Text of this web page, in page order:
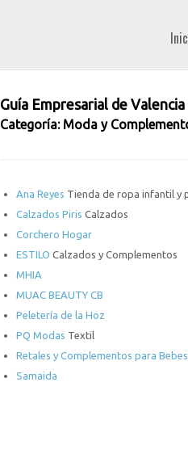
Guía Empresarial de
Categoría: Moda y
Ana Reyes Tienda de ropa infantil y
Calzados Piris Calzados
Corchero Hogar
ESTILO Calzados y Complementos
MHIA
MUAC BEAUTY CB
Peletería de la Hoz
PQ Modas Textil
Retales y Complementos para
Samaida